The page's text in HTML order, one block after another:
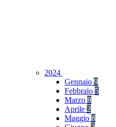
2024
Gennaio 9
Febbraio 5
Marzo 8
Aprile 2
Maggio 8